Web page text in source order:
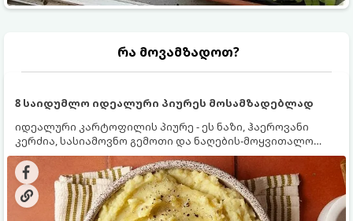
რა მოვამზადოთ?
8 საიდუმლო იდეალური პიურეს მოსამზადებლად
იდეალური კარტოფილის პიურე - ეს ნაზი, ჰაეროვანი
კერძია, სასიამოვნო გემოთი და ნაღების-მოყვითალო
ფერით. მისი მომზადება ძალიან მარტივია, მაგრამ
არსებობს რამდენიმე საიდუმლო, რომლებიც უნდა
იცოდეთ, რომ პიურე იდეალურად გემრიელი გამოვიდეს.